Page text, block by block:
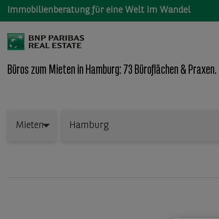
Immobilienberatung für eine Welt im Wandel
Büros zum Mieten in Hamburg: 73 Büroflächen & Praxen.
Mieten